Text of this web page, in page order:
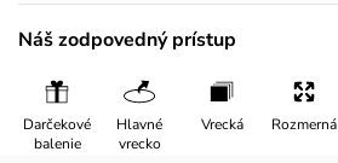
Náš zodpovedný prístup
Darčekové
balenie
Hlavné
vrecko
Vrecká Rozmerná